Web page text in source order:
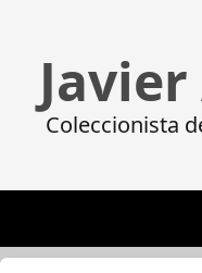
Coleccionista